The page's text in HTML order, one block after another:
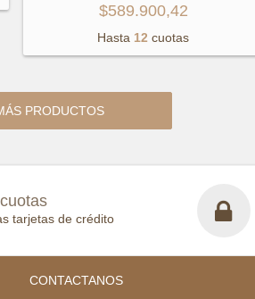
$589.900,42
Hasta 12 cuotas
PRODUCTOS
tarjetas de crédito
CONTACTANOS